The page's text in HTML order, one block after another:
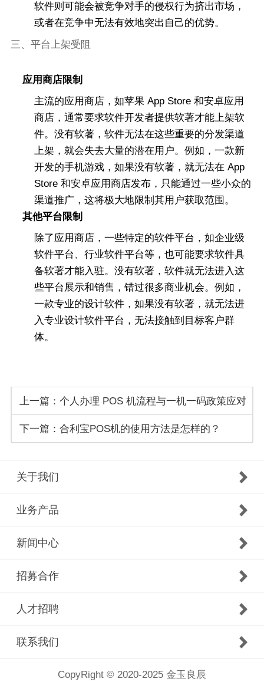
软件则可能会被竞争对手的侵权行为挤出市场，
或者在竞争中无法有效地突出自己的优势。
三、平台上架受阻
应用商店限制
主流的应用商店，如苹果 App Store 和安卓应用
商店，通常要求软件开发者提供软著才能上架软
件。没有软著，软件无法在这些重要的分发渠道
上架，就会失去大量的潜在用户。例如，一款新
开发的手机游戏，如果没有软著，就无法在 App
Store 和安卓应用商店发布，只能通过一些小众的
渠道推广，这将极大地限制其用户获取范围。
其他平台限制
除了应用商店，一些特定的软件平台，如企业级
软件平台、行业软件平台等，也可能要求软件具
备软著才能入驻。没有软著，软件就无法进入这
些平台展示和销售，错过很多商业机会。例如，
一款专业的设计软件，如果没有软著，就无法进
入专业设计软件平台，无法接触到目标客户群
体。
上一篇：个人办理 POS 机流程与一机一码政策应对
策略
下一篇：合利宝POS机的使用方法是怎样的？
关于我们
业务产品
新闻中心
招募合作
人才招聘
联系我们
CopyRight © 2020-2025 金玉良辰